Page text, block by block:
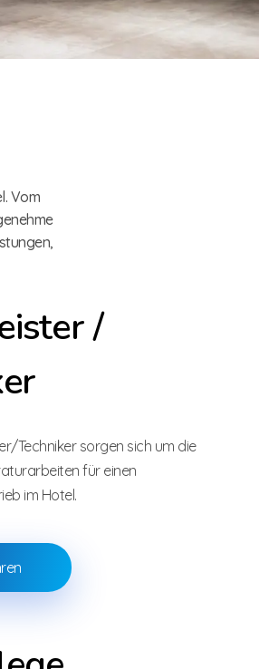
Vom
/
Techniker sorgen sich um die
für einen
im Hotel.